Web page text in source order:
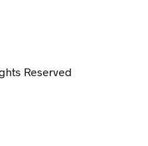
Reserved